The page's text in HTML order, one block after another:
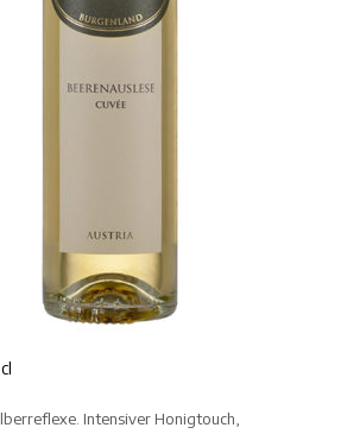
Intensiver Honigtouch,